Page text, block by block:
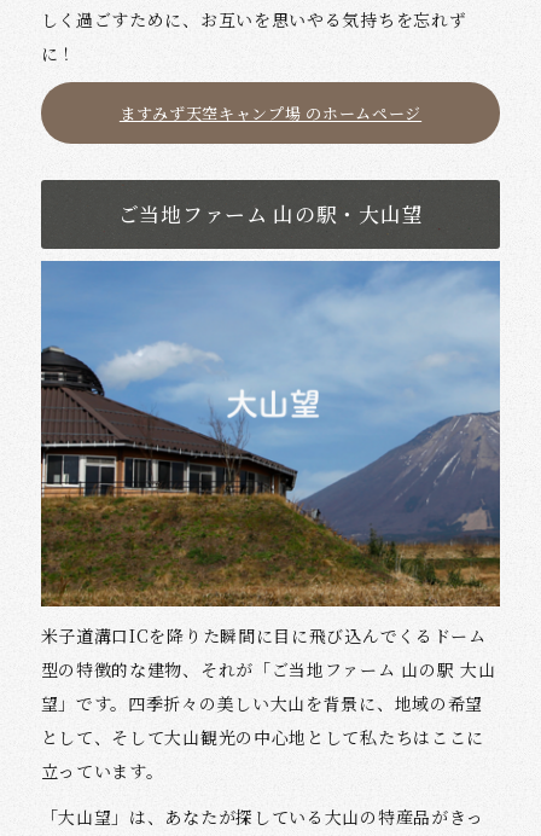
しく過ごすために、お互いを思いやる気持ちを忘れず
に！
ますみず天空キャンプ場 のホームページ
ご当地ファーム 山の駅・大山望
米子道溝口ICを降りた瞬間に目に飛び込んでくるドーム
型の特徴的な建物、それが「ご当地ファーム 山の駅 大山
望」です。四季折々の美しい大山を背景に、地域の希望
として、そして大山観光の中心地として私たちはここに
立っています。
「大山望」は、あなたが探している大山の特産品がきっ